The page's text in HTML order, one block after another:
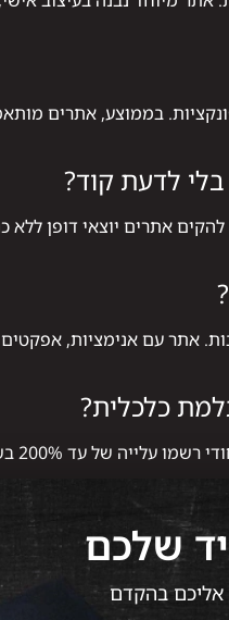
לדעת קוד?
אתרים יוצאי דופן
אתר עם אנימציות,
כלכלית?
בשיעור ההמרה תוך פחות משנה.
שלכם
אליכם בהקדם